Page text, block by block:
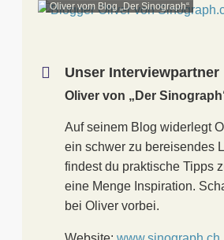
Oliver vom Blog „Der Sinograph“
Unser Interviewpartner
Oliver von „Der
Auf seinem Blog widerlegt
ein schwer zu bereisendes
findest du praktische Tipps
eine Menge Inspiration.
bei Oliver vorbei.